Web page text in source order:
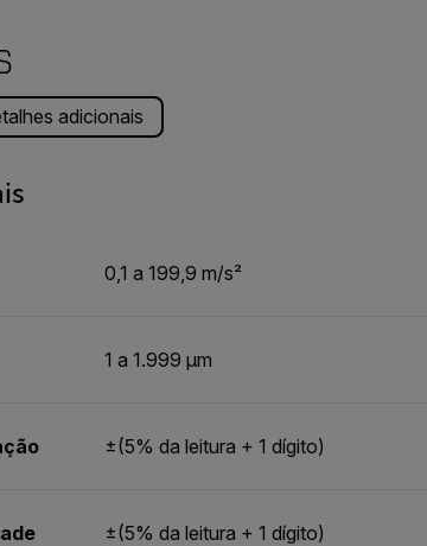
adicionais
0,1 a 199,9 m/s²
1 a 1.999 µm
±(5% da leitura + 1 dígito)
±(5% da leitura + 1 dígito)